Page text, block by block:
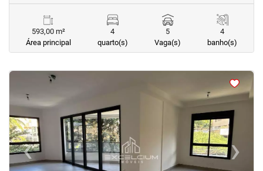
593,00 m²
Área principal
4
quarto(s)
5
Vaga(s)
4
banho(s)
<
‹Previous ›Next